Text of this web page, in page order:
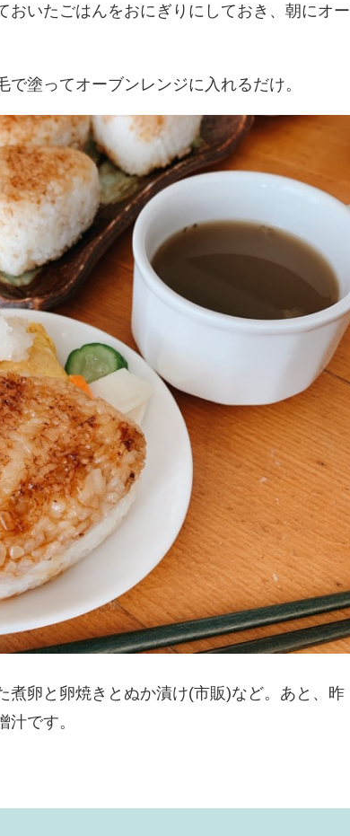
おいたごはんをおにぎりにしておき、朝にオー
塗ってオーブンレンジに入れるだけ。
煮卵と卵焼きとぬか漬け(市販)など。あと、昨
汁です。